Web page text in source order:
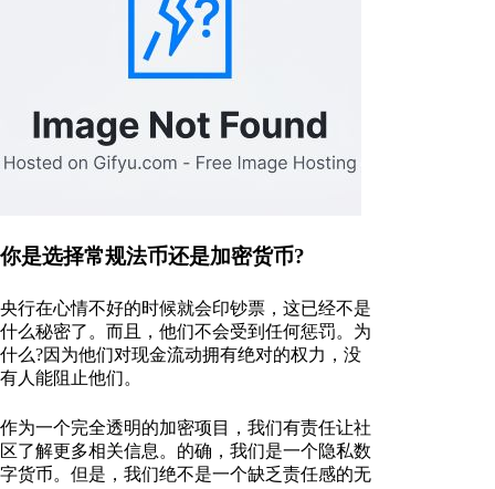
你是选择常规法币还是加密货币?
央行在心情不好的时候就会印钞票，这已经不是
什么秘密了。而且，他们不会受到任何惩罚。为
什么?因为他们对现金流动拥有绝对的权力，没
有人能阻止他们。
作为一个完全透明的加密项目，我们有责任让社
区了解更多相关信息。的确，我们是一个隐私数
字货币。但是，我们绝不是一个缺乏责任感的无